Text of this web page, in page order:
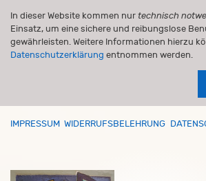
In dieser Website kommen nur technisch
Einsatz, um eine sichere und reibungslose
gewährleisten. Weitere Informationen hierzu
Datenschutzerklärung entnommen werden.
IMPRESSUM WIDERRUFSBELEHRUNG